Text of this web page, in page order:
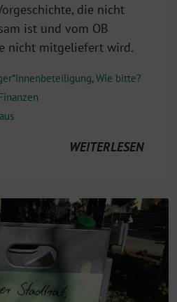
die nicht
ist und vom OB
nicht mitgeliefert wird.
,Wie bitte?
WEITERLESEN